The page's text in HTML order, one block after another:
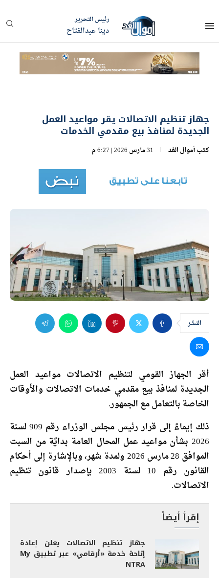
رئيس التحرير
دينا عبدالفتاح
جهاز تنظيم الاتصالات يقر مواعيد العمل
الجديدة لمنافذ بيع مقدمي الخدمات
كتبأموال الغد 31 مارس 2026 | 6:27 م
النشر
أقر الجهاز القومي لتنظيم الاتصالات مواعيد العمل
الجديدة لمنافذ بيع مقدمي خدمات الاتصالات والأوقات
الخاصة بالتعامل مع الجمهور.
ذلك إيماءً إلى قرار رئيس مجلس الوزراء رقم 909 لسنة
2026 بشأن مواعيد عمل المحال العامة بدايًة من السبت
الموافق 28 مارس 2026 ولمدة شهر، وبالإشارة إلى أحكام
القانون رقم 10 لسنة 2003 بإصدار قانون تنظيم
الاتصالات.
إقرأ أيضاً
جهاز تنظيم الاتصالات يعلن إعادة
إتاحة خدمة «أرقامي» عبر تطبيق My
NTRA